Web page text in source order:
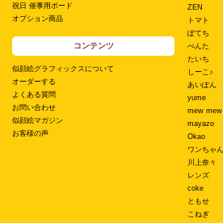
祝日 催事用ボード
オプション商品
コンテンツ
似顔絵グラフィックスについて
オーダーする
よくある質問
お問い合わせ
似顔絵マガジン
お客様の声
ZEN
トマト
ぽてち
ぺんた
たいち
しーこ♪
あいぽん
yume
mew mew
mayazo
Okao
ワンちゃん
川上奈々
レンズ
coke
ともせ
こねぎ